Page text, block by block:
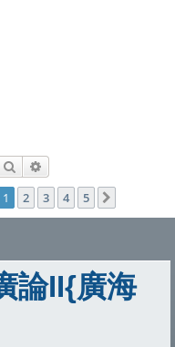
搜尋
1 2 3 4 5
論II{廣海